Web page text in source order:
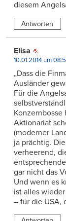
diesem
Antworten
Elisa
10.01.2014 um
„Dass die
Ausländer
Für die
Aktionariat
(moderner
ja prächtig.
verheerend,
gar nicht das
Und wenn es
ist alles
– für die USA,